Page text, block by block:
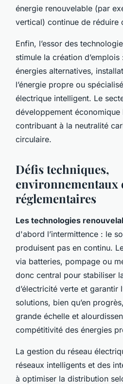
énergie renouvelable (par
vertical) continue de réduire
Enfin, l’essor des
stimule la création
énergies alternatives,
l’énergie propre ou
électrique intelligent. Le
développement
contribuant à la neutralité
circulaire.
Défis techniques,
environnementaux
réglementaires
Les technologies
d'abord l’intermittence : le
produisent pas en continu.
via batteries, pompage ou
donc central pour stabiliser
d’électricité verte et garantir
solutions, bien qu’en
grande échelle et
compétitivité des énergies
La gestion du réseau
réseaux intelligents et des
à optimiser la distribution